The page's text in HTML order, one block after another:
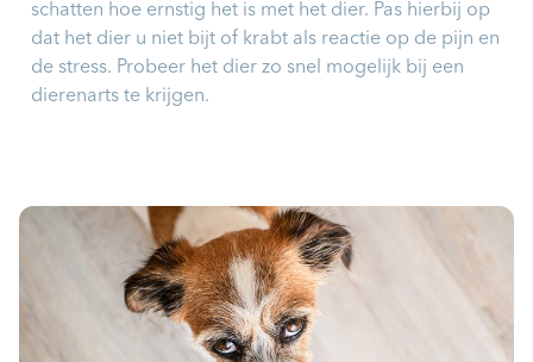
schatten hoe ernstig het is met het dier. Pas hierbij op
dat het dier u niet bijt of krabt als reactie op de pijn en
de stress. Probeer het dier zo snel mogelijk bij een
dierenarts te krijgen.